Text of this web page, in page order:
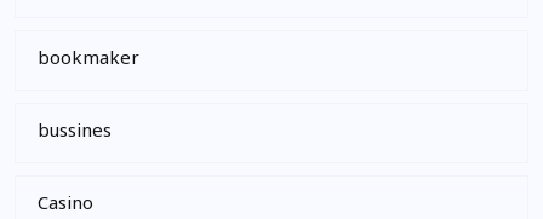
bookmaker
bussines
Casino